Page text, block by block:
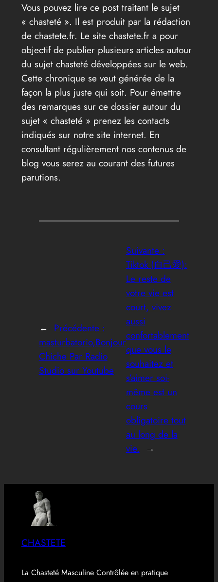
Vous pouvez lire ce post traitant le sujet
« chasteté ». Il est produit par la rédaction
de chastete.fr. Le site chastete.fr a pour
objectif de publier plusieurs articles autour
du sujet chasteté développées sur le web.
Cette chronique se veut générée de la
façon la plus juste qui soit. Pour émettre
des remarques sur ce dossier autour du
sujet « chasteté » prenez les contacts
indiqués sur notre site internet. En
consultant régulièrement nos contenus de
blog vous serez au courant des futures
parutions.
← Précédente :
masturbatorio,Bonjour
Chiche Par Radio
Studio sur Youtube
Suivante :
Tiktok (自己愛):
Le reste de
votre vie est
court, vivez
aussi
confortablement
que vous le
souhaitez et
s’aimer soi-
même est un
cours
obligatoire tout
au long de la
vie.
→
CHASTETE
La Chasteté Masculine Contrôlée en pratique